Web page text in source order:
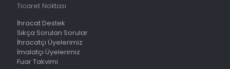
Ticaret Noktası
İhracat Destek
Sıkça Sorulan Sorular
İhracatçı Üyelerimiz
İmalatçı Üyelerimiz
Fuar Takvimi